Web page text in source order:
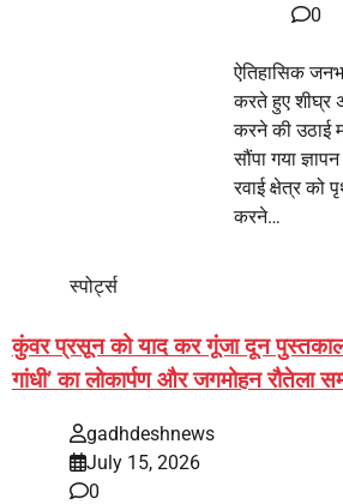
0
ऐतिहासिक
करते हुए शीघ्र
करने की उठाई
सौंपा गया
रवाई क्षेत्र को
करने…
स्पोर्ट्स
कुंवर प्रसून को याद कर गूंजा दून
गांधी’ का लोकार्पण और जगमोहन रौतेला
gadhdeshnews
July 15, 2026
0